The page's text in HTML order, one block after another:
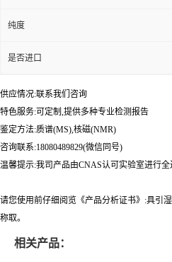
纯度
是否进口
供应情况:联系我们咨询
特色服务:可定制,提供多种专业检测报告
鉴定方法:质谱(MS),核磁(NMR)
咨询联系:18080489829(微信同号)
温馨提示:我司产品由CNAS认可实验室进行
请您使用前仔细阅览《产品分析证书》:具引
称取。
相关产品：